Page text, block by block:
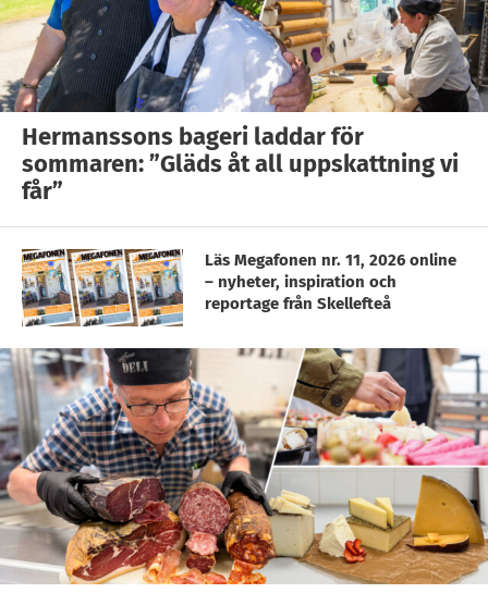
Hermanssons bageri laddar för
sommaren: ”Gläds åt all uppskattning vi
får”
Läs Megafonen nr. 11, 2026 online
– nyheter, inspiration och
reportage från Skellefteå